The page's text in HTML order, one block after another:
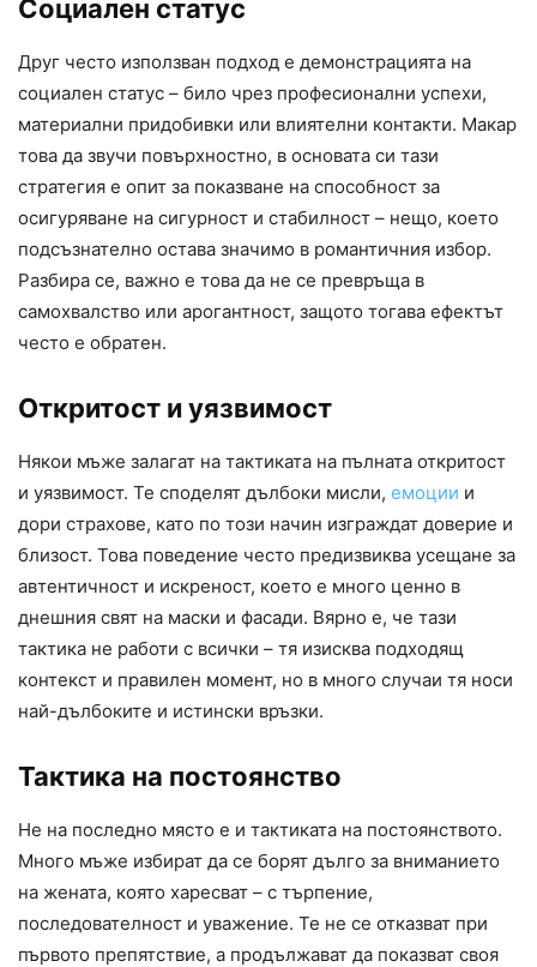
Социален статус
Друг често използван подход е демонстрацията на
социален статус – било чрез професионални успехи,
материални придобивки или влиятелни контакти. Макар
това да звучи повърхностно, в основата си тази
стратегия е опит за показване на способност за
осигуряване на сигурност и стабилност – нещо, което
подсъзнателно остава значимо в романтичния избор.
Разбира се, важно е това да не се превръща в
самохвалство или арогантност, защото тогава ефектът
често е обратен.
Откритост и уязвимост
Някои мъже залагат на тактиката на пълната откритост
и уязвимост. Те споделят дълбоки мисли, емоции и
дори страхове, като по този начин изграждат доверие и
близост. Това поведение често предизвиква усещане за
автентичност и искреност, което е много ценно в
днешния свят на маски и фасади. Вярно е, че тази
тактика не работи с всички – тя изисква подходящ
контекст и правилен момент, но в много случаи тя носи
най-дълбоките и истински връзки.
Тактика на постоянство
Не на последно място е и тактиката на постоянството.
Много мъже избират да се борят дълго за вниманието
на жената, която харесват – с търпение,
последователност и уважение. Те не се отказват при
първото препятствие, а продължават да показват своя